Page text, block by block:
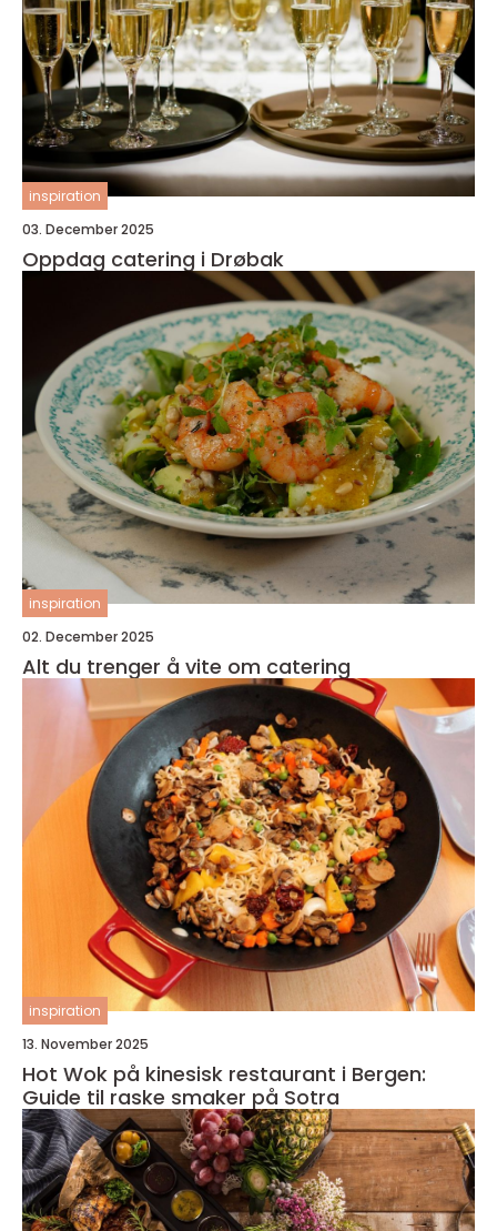
inspiration
03. December 2025
Oppdag catering i Drøbak
inspiration
02. December 2025
Alt du trenger å vite om catering
inspiration
13. November 2025
Hot Wok på kinesisk restaurant i Bergen:
Guide til raske smaker på Sotra